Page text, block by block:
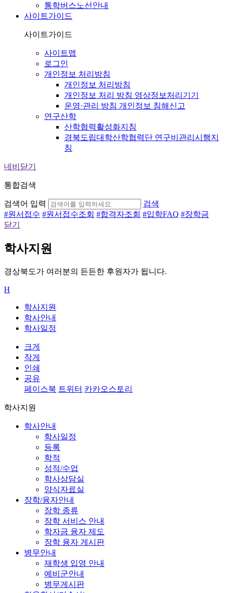
통학버스노선안내
사이트가이드
사이트가이드
사이트맵
로그인
개인정보 처리방침
개인정보 처리방침
개인정보 처리 방침 영상정보처리기기
운영·관리 방침 개인정보 침해신고
연구산학
산학협력활성화지침
경북도립대학산학협력단 연구비관리시행지
침
네비닫기
통합검색
검색어 입력
검색
#원서접수 #원서접수조회 #합격자조회 #입학FAQ #장학금
닫기
학사지원
경상북도가 여러분의 든든한 후원자가 됩니다.
H
학사지원
학사안내
학사일정
크게
작게
인쇄
공유
페이스북 트위터 카카오스토리
학사지원
학사안내
학사일정
등록
학적
성적/수업
학사상담실
양식자료실
장학/융자안내
장학 종류
장학 서비스 안내
학자금 융자 제도
장학 융자 게시판
병무안내
재학생 입영 안내
예비군안내
병무게시판